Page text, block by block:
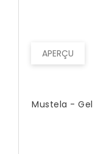
APERÇU
Mustela -